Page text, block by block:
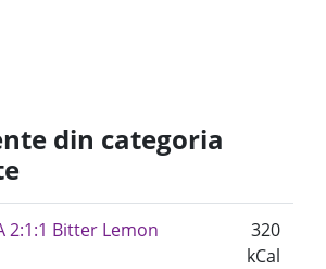
din categoria
2:1:1 Bitter Lemon
320
kCal